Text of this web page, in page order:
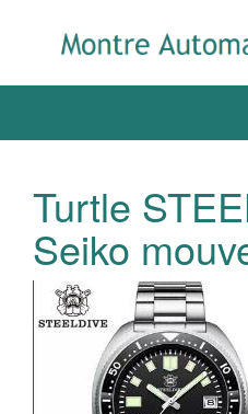
Turtle
Seiko